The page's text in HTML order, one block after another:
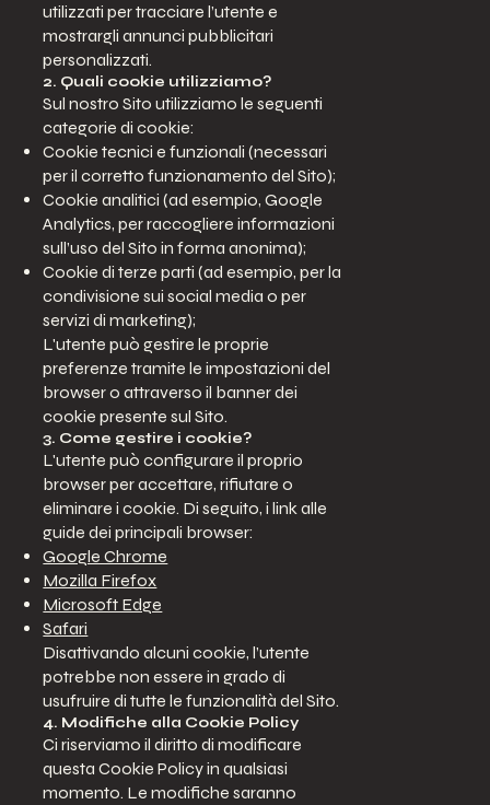
utilizzati per tracciare l’utente e
mostrargli annunci pubblicitari
personalizzati.
2. Quali cookie utilizziamo?
Sul nostro Sito utilizziamo le seguenti
categorie di cookie:
Cookie tecnici e funzionali (necessari
per il corretto funzionamento del Sito);
Cookie analitici (ad esempio, Google
Analytics, per raccogliere informazioni
sull’uso del Sito in forma anonima);
Cookie di terze parti (ad esempio, per la
condivisione sui social media o per
servizi di marketing);
L'utente può gestire le proprie
preferenze tramite le impostazioni del
browser o attraverso il banner dei
cookie presente sul Sito.
3. Come gestire i cookie?
L'utente può configurare il proprio
browser per accettare, rifiutare o
eliminare i cookie. Di seguito, i link alle
guide dei principali browser:
Google Chrome
Mozilla Firefox
Microsoft Edge
Safari
Disattivando alcuni cookie, l’utente
potrebbe non essere in grado di
usufruire di tutte le funzionalità del Sito.
4. Modifiche alla Cookie Policy
Ci riserviamo il diritto di modificare
questa Cookie Policy in qualsiasi
momento. Le modifiche saranno